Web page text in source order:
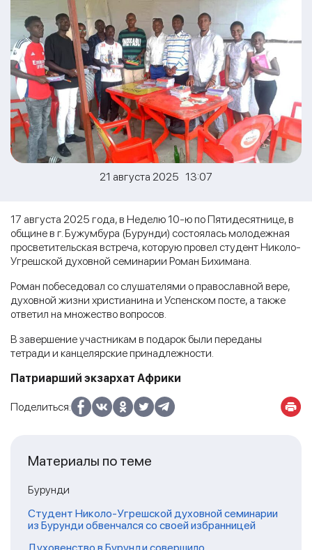
21 августа 2025 13:07
17 августа 2025 года, в Неделю 10-ю по Пятидесятнице, в
общине в г. Бужумбура (Бурунди) состоялась молодежная
просветительская встреча, которую провел студент Николо-
Угрешской духовной семинарии Роман Бихимана.
Роман побеседовал со слушателями о православной вере,
духовной жизни христианина и Успенском посте, а также
ответил на множество вопросов.
В завершение участникам в подарок были переданы
тетради и канцелярские принадлежности.
Патриарший экзархат Африки
Поделиться:
Материалы по теме
Бурунди
Студент Николо-Угрешской духовной семинарии
из Бурунди обвенчался со своей избранницей
Духовенство в Бурунди совершило